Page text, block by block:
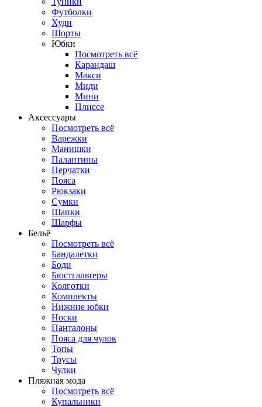
Футболки
Худи
Шорты
Юбки
Посмотреть всё
Карандаш
Макси
Миди
Мини
Плиссе
Аксессуары
Посмотреть всё
Варежки
Манишки
Палантины
Перчатки
Пояса
Рюкзаки
Сумки
Шапки
Шарфы
Бельё
Посмотреть всё
Бандалетки
Боди
Бюстгальтеры
Колготки
Комплекты
Нижние юбки
Носки
Панталоны
Поясa для чулок
Топы
Трусы
Чулки
Пляжная мода
Посмотреть всё
Купальники